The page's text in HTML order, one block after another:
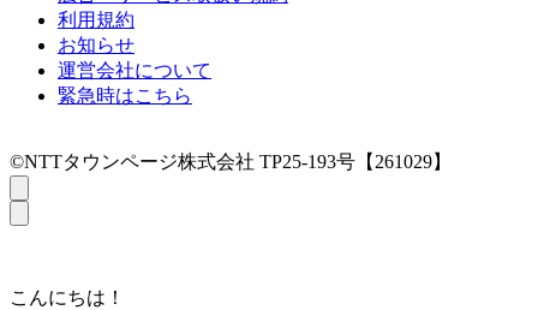
利用規約
お知らせ
運営会社について
緊急時はこちら
©NTTタウンページ株式会社 TP25-193号【261029】
こんにちは！